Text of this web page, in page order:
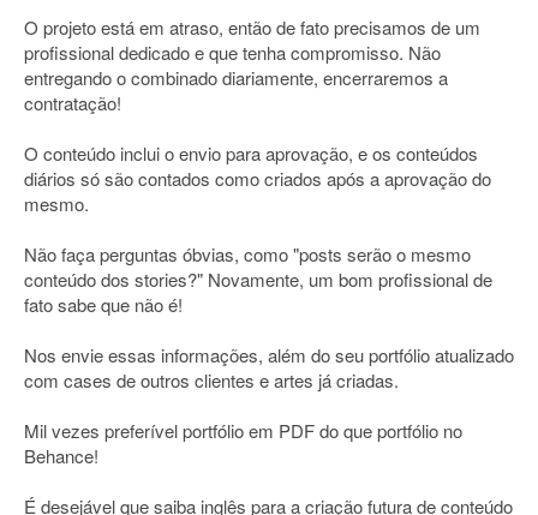
O projeto está em atraso, então de fato precisamos de um
profissional dedicado e que tenha compromisso. Não
entregando o combinado diariamente, encerraremos a
contratação!
O conteúdo inclui o envio para aprovação, e os conteúdos
diários só são contados como criados após a aprovação do
mesmo.
Não faça perguntas óbvias, como "posts serão o mesmo
conteúdo dos stories?" Novamente, um bom profissional de
fato sabe que não é!
Nos envie essas informações, além do seu portfólio atualizado
com cases de outros clientes e artes já criadas.
Mil vezes preferível portfólio em PDF do que portfólio no
Behance!
É desejável que saiba inglês para a criação futura de conteúdo